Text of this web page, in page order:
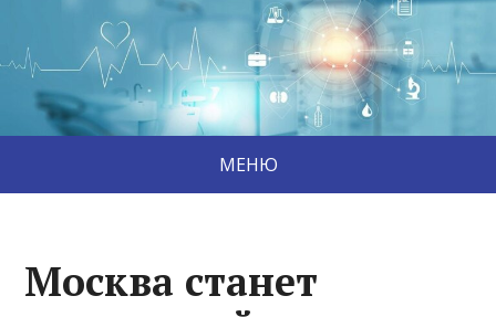
МЕНЮ
Москва станет